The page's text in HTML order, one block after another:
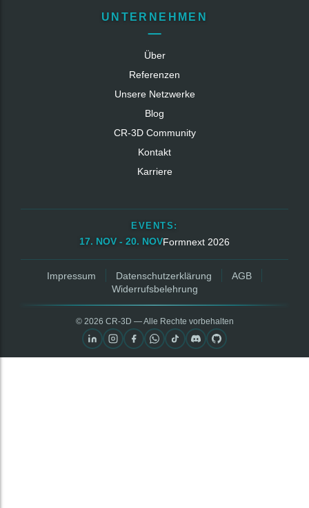
UNTERNEHMEN
Über
Referenzen
Unsere Netzwerke
Blog
CR‑3D Community
Kontakt
Karriere
EVENTS:
17. NOV - 20. NOVFormnext 2026
Impressum Datenschutzerklärung
AGB
Widerrufsbelehrung
© 2026 CR‑3D — Alle Rechte vorbehalten